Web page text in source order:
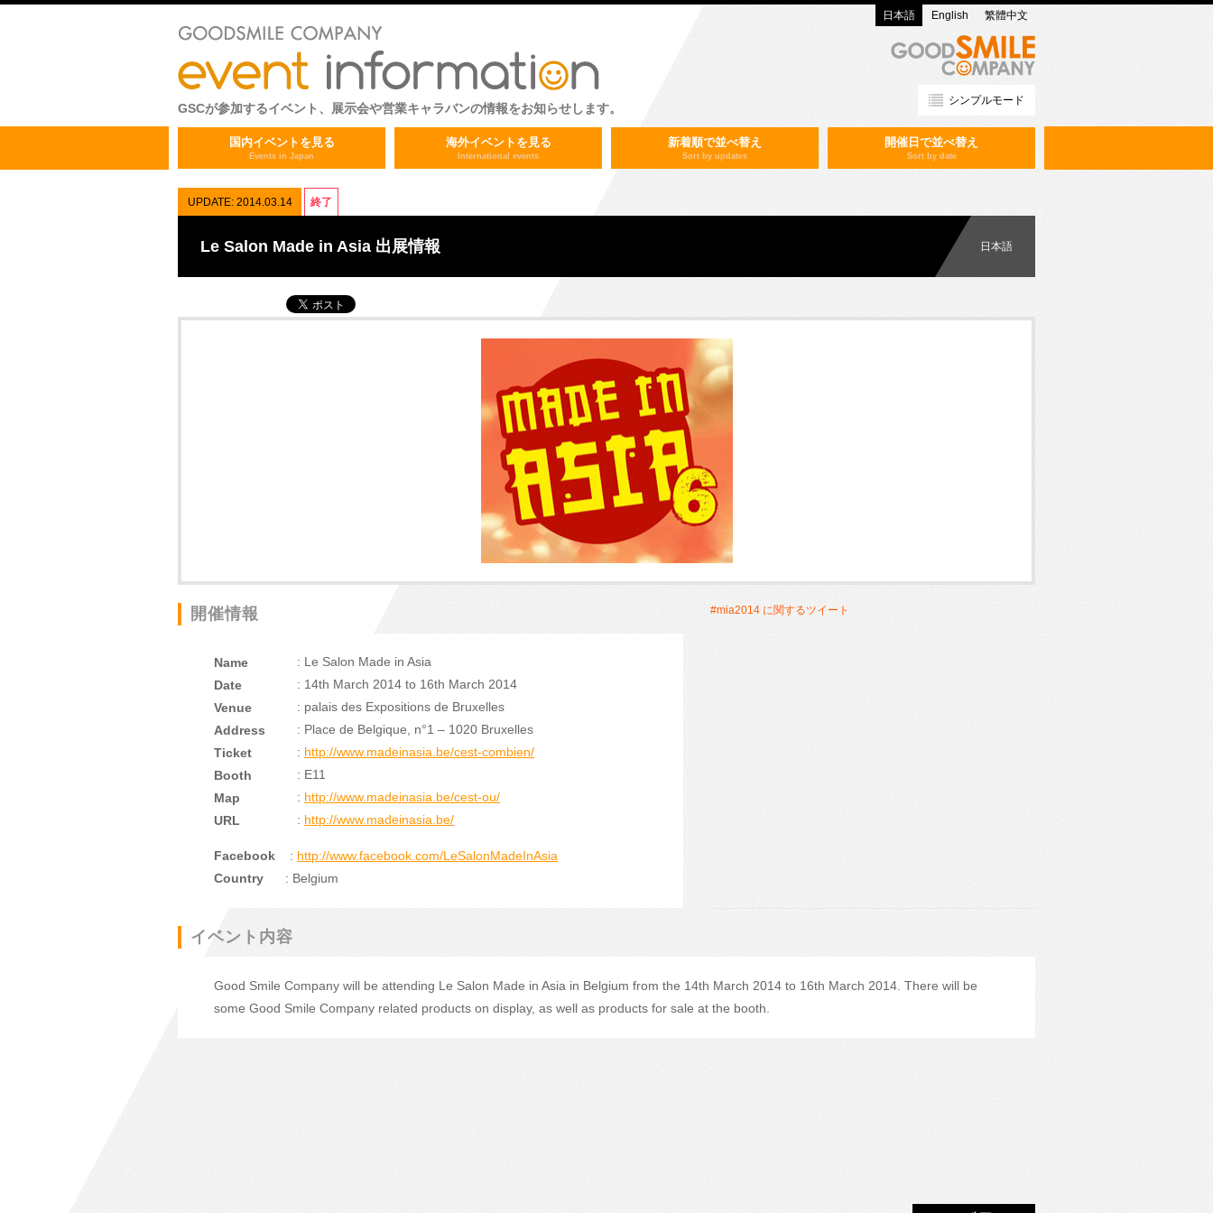
日本語 English 繁體中文
GSCが参加するイベント、展示会や営業キャラバンの情報をお知らせします。
シンプルモード
国内イベントを見る
Events in Japan
海外イベントを見る
International events
新着順で並べ替え
Sort by updates
開催日で並べ替え
Sort by date
UPDATE: 2014.03.14 終了
Le Salon Made in Asia 出展情報 日本語
開催情報
Name
: Le Salon Made in Asia
Date
: 14th March 2014 to 16th March 2014
Venue
: palais des Expositions de Bruxelles
Address
: Place de Belgique, n°1 – 1020 Bruxelles
Ticket
: http://www.madeinasia.be/cest-combien/
Booth
: E11
Map
: http://www.madeinasia.be/cest-ou/
URL
: http://www.madeinasia.be/
Facebook : http://www.facebook.com/LeSalonMadeInAsia
Country
: Belgium
#mia2014 に関するツイート
イベント内容
Good Smile Company will be attending Le Salon Made in Asia in Belgium from the 14th March 2014 to 16th March 2014. There will be
some Good Smile Company related products on display, as well as products for sale at the booth.